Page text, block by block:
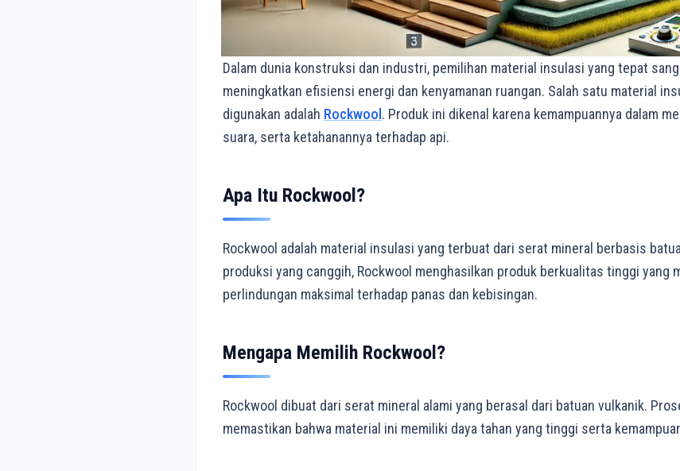
Dalam dunia konstruksi dan industri, pemilihan material insulasi yang tepat
meningkatkan efisiensi energi dan kenyamanan ruangan. Salah satu material
digunakan adalah Rockwool . Produk ini dikenal karena kemampuannya dalam
suara, serta ketahanannya terhadap api.
Apa Itu Rockwool?
Rockwool adalah material insulasi yang terbuat dari serat mineral berbasis
produksi yang canggih, Rockwool menghasilkan produk berkualitas tinggi yang
perlindungan maksimal terhadap panas dan kebisingan.
Mengapa Memilih Rockwool?
Rockwool dibuat dari serat mineral alami yang berasal dari batuan vulkanik.
memastikan bahwa material ini memiliki daya tahan yang tinggi serta